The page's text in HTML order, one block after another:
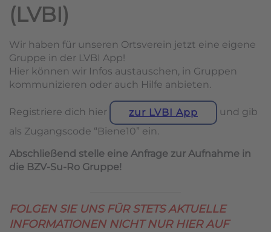
(LVBI)
Wir haben für unseren Ortsverein jetzt eine eigene
Gruppe in der LVBI App!
Hier können wir Infos austauschen, in Gruppen
kommunizieren oder auch Hilfe anbieten.
Registriere dich hier zur LVBI App
und gib
als Zugangscode “Biene10” ein.
Abschließend stelle eine Anfrage zur Aufnahme in
die BZV-Su-Ro Gruppe!
FOLGEN SIE UNS FÜR STETS AKTUELLE
INFORMATIONEN NICHT NUR HIER AUF